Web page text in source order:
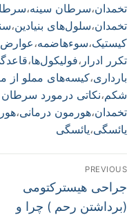
تخمدان،سرطان سینه،
تخمدان،سلول‌های بنیادین،
کیستیک،سوءهاضمه،
تكرر ادرار ،فولیکول‌ها،
بارداری،کیسه‌های مملو از
شكم،نکاتی درمورد
تخمدان،هورمون درمانی،
یائسگی،یائسگی
راهبری
نوشته
PREVIOUS
Previous
post:
جراحی هیسترکتومی
(برداشتن رحم ) چرا و